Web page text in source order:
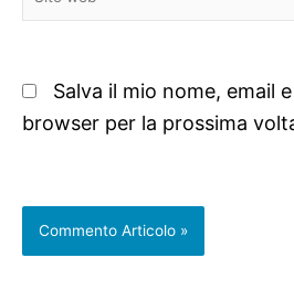
web
Salva il mio nome, email
browser per la prossima